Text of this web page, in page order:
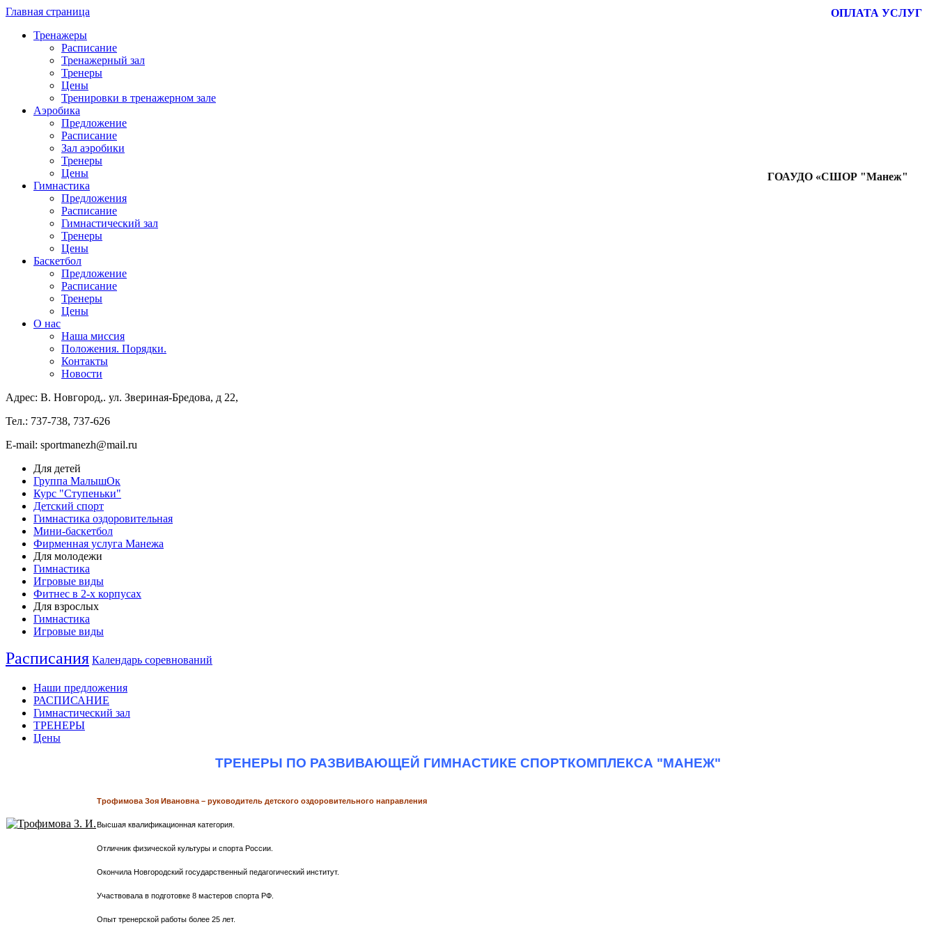
Главная страница
Тренажеры
Расписание
Тренажерный зал
Тренеры
Цены
Тренировки в тренажерном зале
Аэробика
Предложение
Расписание
Зал аэробики
Тренеры
Цены
Гимнастика
Предложения
Расписание
Гимнастический зал
Тренеры
Цены
Баскетбол
Предложение
Расписание
Тренеры
Цены
О нас
Наша миссия
Положения. Порядки.
Контакты
Новости
Адрес: В. Новгород,. ул. Звериная-Бредова, д 22,
Тел.: 737-738, 737-626
E-mail: sportmanezh@mail.ru
ГОАУДО «СШОР "Манеж"
ОПЛАТА УСЛУГ
Для детей
Группа МалышОк
Курс "Ступеньки"
Детский спорт
Гимнастика оздоровительная
Мини-баскетбол
Фирменная услуга Манежа
Для молодежи
Гимнастика
Игровые виды
Фитнес в 2-х корпусах
Для взрослых
Гимнастика
Игровые виды
Расписания Календарь соревнований
Наши предложения
РАСПИСАНИЕ
Гимнастический зал
ТРЕНЕРЫ
Цены
ТРЕНЕРЫ ПО РАЗВИВАЮЩЕЙ ГИМНАСТИКЕ СПОРТКОМПЛЕКСА "МАНЕЖ"
Трофимова Зоя Ивановна – руководитель детского оздоровительного направления
Высшая квалификационная категория.
Отличник физической культуры и спорта России.
Окончила Новгородский государственный педагогический институт.
Участвовала в подготовке 8 мастеров спорта РФ.
Опыт тренерской работы более 25 лет.